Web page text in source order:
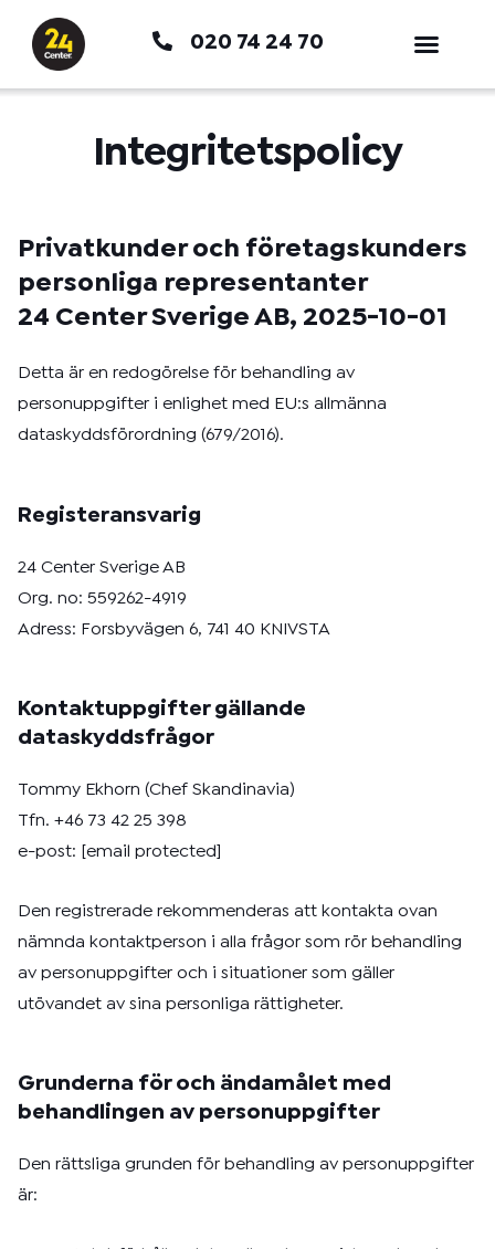
innehåll
020 74 24 70
Integritetspolicy
Privatkunder och företagskunders
personliga representanter
24 Center Sverige AB, 2025-10-01
Detta är en redogörelse för behandling av
personuppgifter i enlighet med EU:s allmänna
dataskyddsförordning (679/2016).
Registeransvarig
24 Center Sverige AB
Org. no: 559262-4919
Adress: Forsbyvägen 6, 741 40 KNIVSTA
Kontaktuppgifter gällande
dataskyddsfrågor
Tommy Ekhorn (Chef Skandinavia)
Tfn. +46 73 42 25 398
e-post: [email protected]
Den registrerade rekommenderas att kontakta ovan
nämnda kontaktperson i alla frågor som rör behandling
av personuppgifter och i situationer som gäller
utövandet av sina personliga rättigheter.
Grunderna för och ändamålet med
behandlingen av personuppgifter
Den rättsliga grunden för behandling av personuppgifter
är: